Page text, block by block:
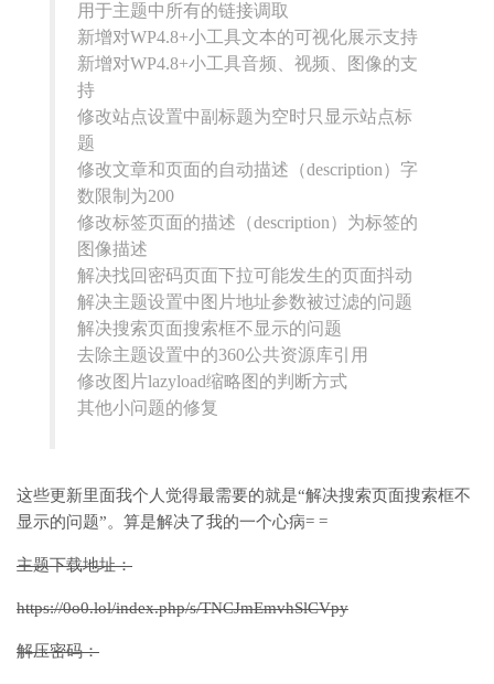
用于主题中所有的链接调取
新增对WP4.8+小工具文本的可视化展示支持
新增对WP4.8+小工具音频、视频、图像的支
持
修改站点设置中副标题为空时只显示站点标
题
修改文章和页面的自动描述（description）字
数限制为200
修改标签页面的描述（description）为标签的
图像描述
解决找回密码页面下拉可能发生的页面抖动
解决主题设置中图片地址参数被过滤的问题
解决搜索页面搜索框不显示的问题
去除主题设置中的360公共资源库引用
修改图片lazyload缩略图的判断方式
其他小问题的修复
这些更新里面我个人觉得最需要的就是“解决搜索页面搜索框不
显示的问题”。算是解决了我的一个心病= =
主题下载地址：
https://0o0.lol/index.php/s/TNCJmEmvhSlCVpy
解压密码：